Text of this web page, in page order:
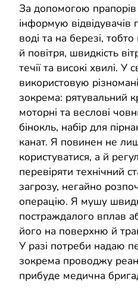
За допомогою прапорів
інформую
воді та на березі,
й повітря, швидкість
течії та високі хвилі. У
використовую
зокрема: рятувальний
моторні та веслові
бінокль, набір для
канат. Я повинен не
користуватися, а й
перевіряти технічний
загрозу, негайно
операцію. Я мушу
постраждалого вплав
його на поверхню й
У разі потреби надаю
зокрема проводжу
прибуде медична